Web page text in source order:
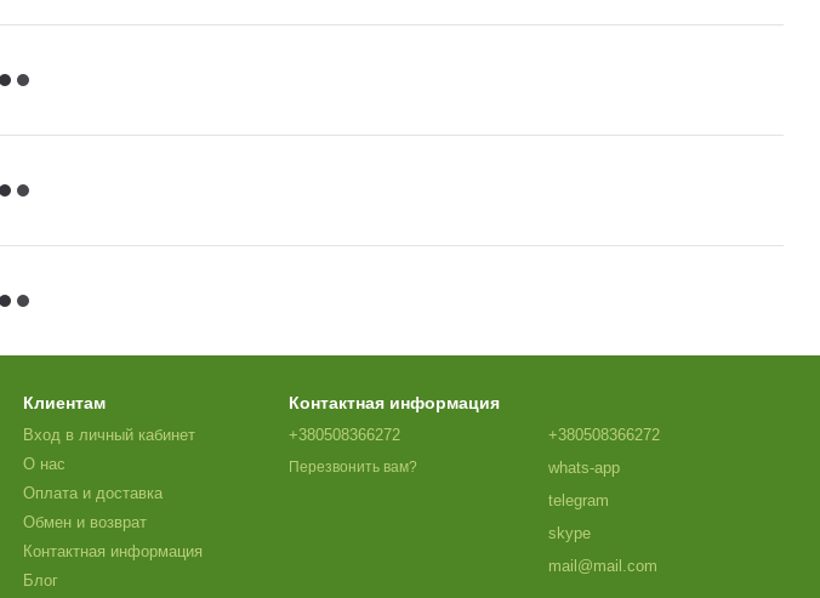
Клиентам
Вход в личный кабинет
О нас
Оплата и доставка
Обмен и возврат
Контактная информация
Блог
Контактная информация
+380508366272
Перезвонить вам?
+380508366272
whats-app
telegram
skype
mail@mail.com